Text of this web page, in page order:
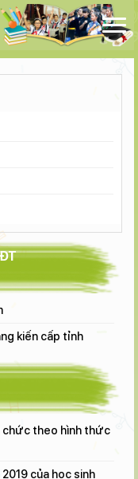
kiến cấp tỉnh
chức theo hình thức
của học sinh